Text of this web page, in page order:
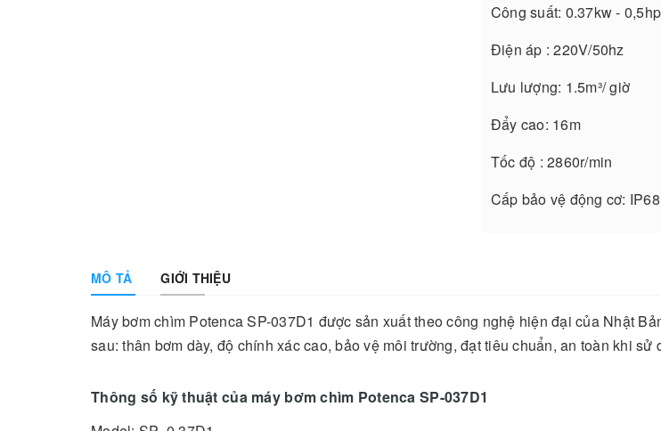
Công suất: 0.37kw - 0,5hp
Điện áp : 220V/50hz
Lưu lượng: 1.5m³/ giờ
Đẩy cao: 16m
Tốc độ : 2860r/min
Cấp bảo vệ động cơ: IP68
MÔ TẢ GIỚI THIỆU
Máy bơm chìm Potenca SP-037D1 được sản xuất theo công nghệ hiện đại của Nhật
sau: thân bơm dày, độ chính xác cao, bảo vệ môi trường, đạt tiêu chuẩn, an toàn khi sử
Thông số kỹ thuật của máy bơm chìm Potenca SP-037D1